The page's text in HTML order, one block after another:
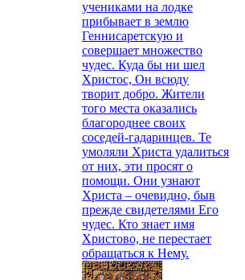
учениками на лодке
прибывает в землю
Геннисаретскую и
совершает множество
чудес. Куда бы ни шел
Христос, Он всюду
творит добро. Жители
того места оказались
благороднее своих
соседей-гадаринцев. Те
умоляли Христа удалиться
от них, эти просят о
помощи. Они узнают
Христа – очевидно, быв
прежде свидетелями Его
чудес. Кто знает имя
Христово, не перестает
обращаться к Нему.